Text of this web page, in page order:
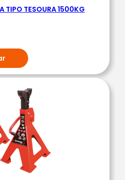
TIPO TESOURA 1500KG